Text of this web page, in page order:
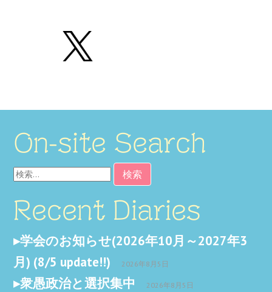
On-site Search
検
索:
Recent Diaries
学会のお知らせ(2026年10月～2027年3
月) (8/5 update!!)
2026年8月5日
衆愚政治と選択集中 2026年8月5日